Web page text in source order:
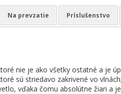
Na prevzatie Príslušenstvo
nie je ako všetky ostatné a je
sú striedavo zakrivené vo
vďaka čomu absolútne žiari